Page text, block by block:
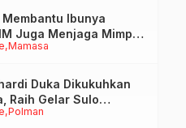
Mamasa
Ibunya
Juga Menjaga Mimpi
Menggapai Cita-Cita
Polman
Duka Dikukuhkan
Raih Gelar Sulo